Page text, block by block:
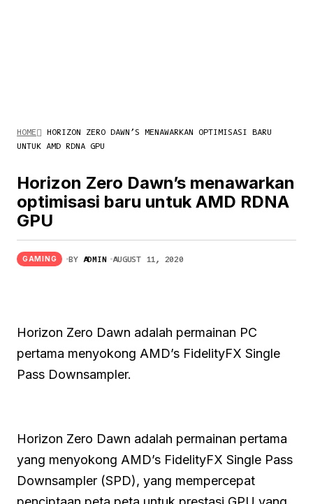
HOME
HORIZON ZERO DAWN’S MENAWARKAN OPTIMISASI BARU
UNTUK AMD RDNA GPU
Horizon Zero Dawn’s menawarkan
optimisasi baru untuk AMD RDNA
GPU
GAMING BY ADMIN AUGUST 11, 2020
Horizon Zero Dawn adalah permainan PC
pertama menyokong AMD’s FidelityFX Single
Pass Downsampler.
Horizon Zero Dawn adalah permainan pertama
yang menyokong AMD’s FidelityFX Single Pass
Downsampler (SPD), yang mempercepat